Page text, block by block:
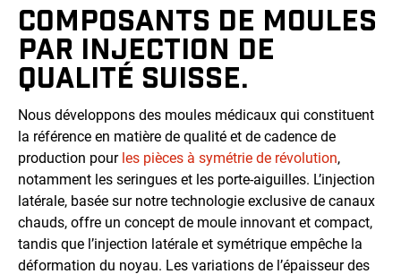
COMPOSANTS DE MOULES
PAR INJECTION DE
QUALITÉ SUISSE.
Nous développons des moules médicaux qui constituent
la référence en matière de qualité et de cadence de
production pour les pièces à symétrie de révolution,
notamment les seringues et les porte-aiguilles. L’injection
latérale, basée sur notre technologie exclusive de canaux
chauds, offre un concept de moule innovant et compact,
tandis que l’injection latérale et symétrique empêche la
déformation du noyau. Les variations de l’épaisseur des